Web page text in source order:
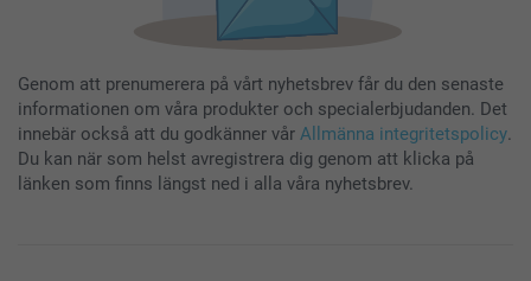
Genom att prenumerera på vårt nyhetsbrev får du den senaste
informationen om våra produkter och specialerbjudanden. Det
innebär också att du godkänner vår Allmänna integritetspolicy.
Du kan när som helst avregistrera dig genom att klicka på
länken som finns längst ned i alla våra nyhetsbrev.